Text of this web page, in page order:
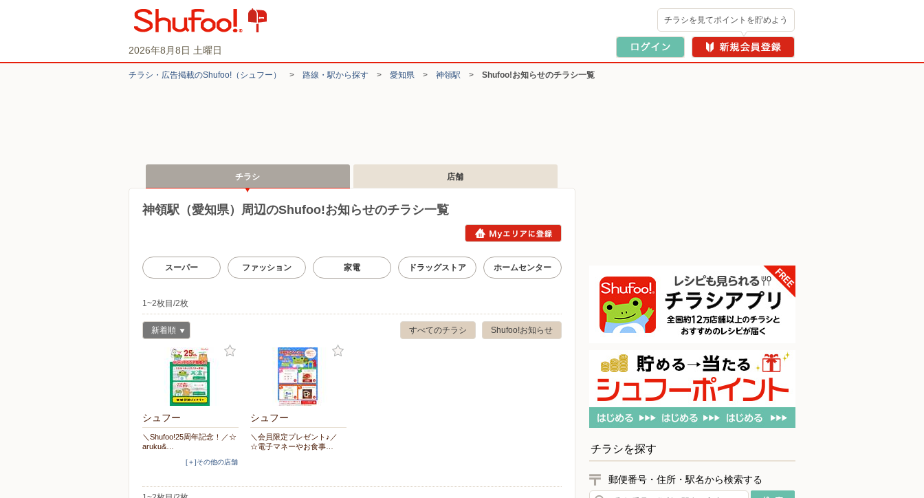
2026年8月8日 土曜日
チラシを見てポイントを貯めよう
チラシ・​広告掲載の​Shufoo!​（シュフー） > 路線・駅から探す > 愛知県 > 神領駅 > Shufoo!お知らせのチラシ一覧
チラシ 店舗
神領駅（愛知県）周辺のShufoo!お知らせのチラシ一覧
スーパー ファッション 家電 ドラッグストア ホームセンター
1~2枚目/2枚
Shufoo!お知らせ
すべてのチラシ
新着順
シュフー
＼Shufoo!25周年記念！／☆
aruku&…
[＋]その他の店舗
シュフー
＼会員限定プレゼント♪／
☆電子マネーやお食事…
チラシを探す
郵便番号・住所・駅名から検索する